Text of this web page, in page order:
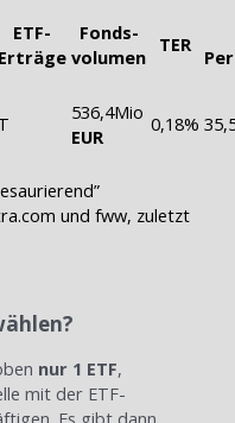
ETF-
Erträge
Fonds-
volumen
TER
T
536,4Mio
EUR
0,18%
und fww, zuletzt
nur 1 ETF,
mit der ETF-
Es gibt dann